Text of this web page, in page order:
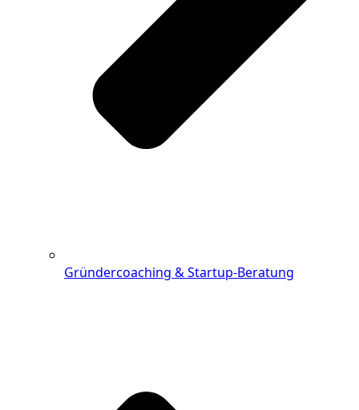
Gründercoaching & Startup-Beratung